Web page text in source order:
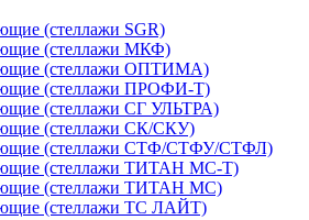
(стеллажи SGR)
(стеллажи МКФ)
(стеллажи ОПТИМА)
(стеллажи ПРОФИ-Т)
(стеллажи СГ УЛЬТРА)
(стеллажи СК/СКУ)
(стеллажи СТФ/СТФУ/СТФЛ)
(стеллажи ТИТАН МС-Т)
(стеллажи ТИТАН МС)
(стеллажи ТС ЛАЙТ)